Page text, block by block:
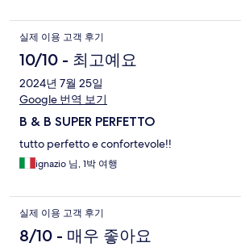
실제 이용 고객 후기
10/10 - 최고예요
2024년 7월 25일
Google 번역 보기
B & B SUPER PERFETTO
tutto perfetto e confortevole!!
ignazio 님, 1박 여행
실제 이용 고객 후기
8/10 - 매우 좋아요